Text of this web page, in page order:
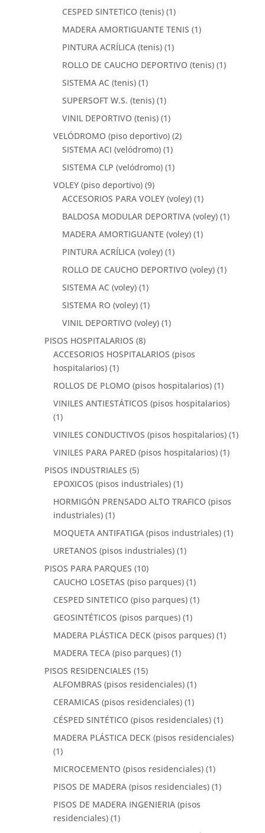
CESPED SINTETICO (tenis) (1)
MADERA AMORTIGUANTE TENIS (1)
PINTURA ACRÍLICA (tenis) (1)
ROLLO DE CAUCHO DEPORTIVO (tenis) (1)
SISTEMA AC (tenis) (1)
SUPERSOFT W.S. (tenis) (1)
VINIL DEPORTIVO (tenis) (1)
VELÓDROMO (piso deportivo) (2)
SISTEMA ACI (velódromo) (1)
SISTEMA CLP (velódromo) (1)
VOLEY (piso deportivo) (9)
ACCESORIOS PARA VOLEY (voley) (1)
BALDOSA MODULAR DEPORTIVA (voley) (1)
MADERA AMORTIGUANTE (voley) (1)
PINTURA ACRÍLICA (voley) (1)
ROLLO DE CAUCHO DEPORTIVO (voley) (1)
SISTEMA AC (voley) (1)
SISTEMA RO (voley) (1)
VINIL DEPORTIVO (voley) (1)
PISOS HOSPITALARIOS (8)
ACCESORIOS HOSPITALARIOS (pisos
hospitalarios) (1)
ROLLOS DE PLOMO (pisos hospitalarios) (1)
VINILES ANTIESTÁTICOS (pisos hospitalarios)
(1)
VINILES CONDUCTIVOS (pisos hospitalarios) (1)
VINILES PARA PARED (pisos hospitalarios) (1)
PISOS INDUSTRIALES (5)
EPOXICOS (pisos industriales) (1)
HORMIGÓN PRENSADO ALTO TRAFICO (pisos
industriales) (1)
MOQUETA ANTIFATIGA (pisos industriales) (1)
URETANOS (pisos industriales) (1)
PISOS PARA PARQUES (10)
CAUCHO LOSETAS (piso parques) (1)
CESPED SINTETICO (piso parques) (1)
GEOSINTÉTICOS (pisos parques) (1)
MADERA PLÁSTICA DECK (pisos parques) (1)
MADERA TECA (piso parques) (1)
PISOS RESIDENCIALES (15)
ALFOMBRAS (pisos residenciales) (1)
CERAMICAS (pisos residenciales) (1)
CÉSPED SINTÉTICO (pisos residenciales) (1)
MADERA PLÁSTICA DECK (pisos residenciales)
(1)
MICROCEMENTO (pisos residenciales) (1)
PISOS DE MADERA (pisos residenciales) (1)
PISOS DE MADERA INGENIERIA (pisos
residenciales) (1)